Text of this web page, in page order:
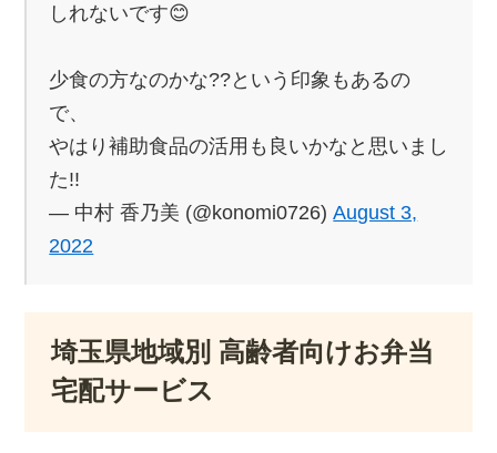
しれないです😊
少食の方なのかな??という印象もあるの
で、
やはり補助食品の活用も良いかなと思いまし
た!!
— 中村 香乃美 (@konomi0726)August 3,
2022
埼玉県地域別 高齢者向けお弁当
宅配サービス